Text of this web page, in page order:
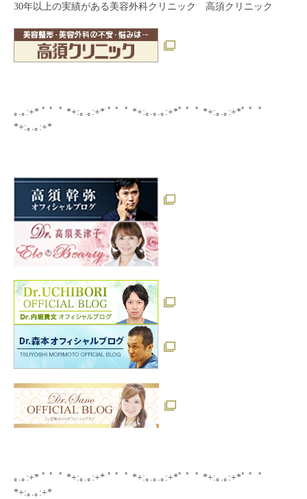
30年以上の実績がある美容外科クリニック 高須クリニック
｡.｡:+* ﾟ ゜ﾟ *+:｡.｡:+* ﾟ ゜ﾟ *+:｡.｡.｡:+*ﾟ ゜ﾟ *+:｡.｡:+*ﾟ ゜ﾟ
*+:｡.｡:+*
｡.｡:+* ﾟ ゜ﾟ *+:｡.｡:+* ﾟ ゜ﾟ *+:｡.｡.｡:+*ﾟ ゜ﾟ *+:｡.｡:+*ﾟ ゜ﾟ
*+:｡.｡:+*